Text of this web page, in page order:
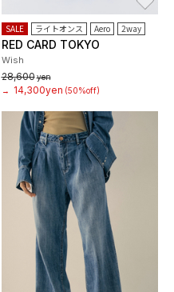
SALE ライトオンス Aero 2way
RED CARD TOKYO
Wish
28,600yen
→
14,300yen (50%off)